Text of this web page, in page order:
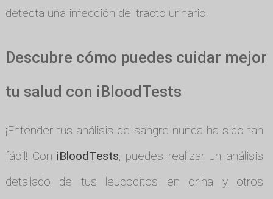
detecta una infección del tracto urinario.
Descubre cómo puedes cuidar mejor
tu salud con iBloodTests
¡Entender tus análisis de sangre nunca ha sido tan
fácil! Con iBloodTests, puedes realizar un análisis
detallado de tus leucocitos en orina y otros